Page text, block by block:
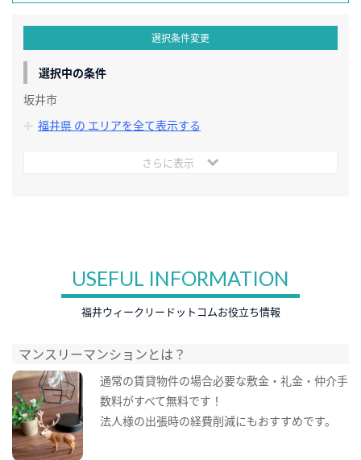
選択条件変更
選択中の条件
坂井市
福井県 の エリアを全て表示する
さらに表示
USEFUL INFORMATION
福井ウィークリードットコムお役立ち情報
マンスリーマンションとは？
通常の賃貸物件の場合必要な敷金・礼金・仲介手
数料がすべて無料です！
法人様の出張時の経費削減にもおすすめです。